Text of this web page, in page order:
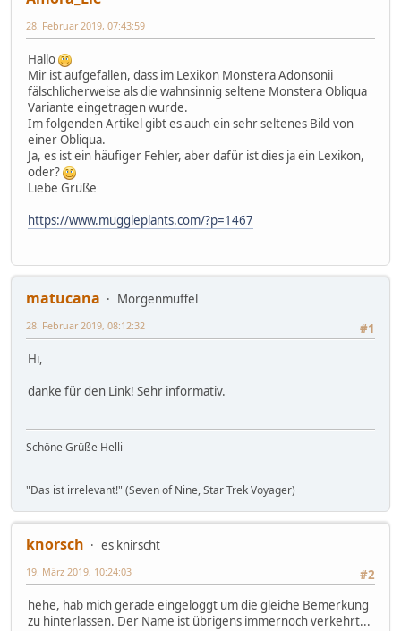
28. Februar 2019, 07:43:59
Hallo
Mir ist aufgefallen, dass im Lexikon Monstera Adonsonii
fälschlicherweise als die wahnsinnig seltene Monstera Obliqua
Variante eingetragen wurde.
Im folgenden Artikel gibt es auch ein sehr seltenes Bild von
einer Obliqua.
Ja, es ist ein häufiger Fehler, aber dafür ist dies ja ein Lexikon,
oder?
Liebe Grüße
https://www.muggleplants.com/?p=1467
matucana
Morgenmuffel
#1
28. Februar 2019, 08:12:32
Hi,
danke für den Link! Sehr informativ.
Schöne Grüße Helli
"Das ist irrelevant!" (Seven of Nine, Star Trek Voyager)
knorsch
es knirscht
#2
19. März 2019, 10:24:03
hehe, hab mich gerade eingeloggt um die gleiche Bemerkung
zu hinterlassen. Der Name ist übrigens immernoch verkehrt...